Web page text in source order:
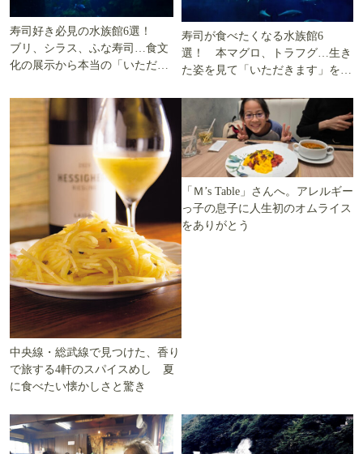
寿司好き必見の水族館6選！
ブリ、シラス、ふな寿司…食文
化の展示から本当の「いただき
寿司が食べたくなる水族館6
選！ 本マグロ、トラフグ…生き
た姿を見て「いただきます」を考
中央線・総武線で見つけた、香り
で旅する4軒のスパイスめし 夏
に食べたい懐かしさと驚き
「Ｍ’s Table」さんへ。アレルギー
っ子の息子に人生初のオムライス
をありがとう